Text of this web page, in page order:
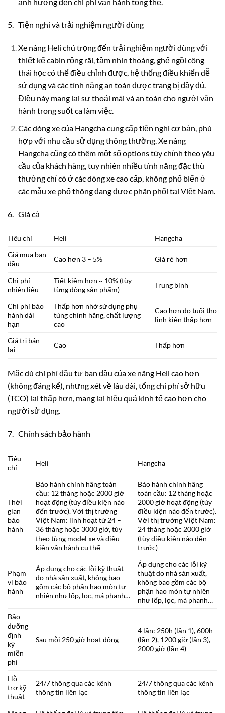
5. Tiện nghi và trải nghiệm người dùng
Xe nâng Heli chú trọng đến trải nghiệm người dùng với
thiết kế cabin rộng rãi, tầm nhìn thoáng, ghế ngồi công
thái học có thể điều chỉnh được, hệ thống điều khiển dễ
sử dụng và các tính năng an toàn được trang bị đầy đủ.
Điều này mang lại sự thoải mái và an toàn cho người vận
hành trong suốt ca làm việc.
Các dòng xe của Hangcha cung cấp tiện nghi cơ bản, phù
hợp với nhu cầu sử dụng thông thường. Xe nâng
Hangcha cũng có thêm một số options tùy chỉnh theo yêu
cầu của khách hàng, tuy nhiên nhiều tính năng đặc thù
thường chỉ có ở các dòng xe cao cấp, không phổ biến ở
các mẫu xe phổ thông đang được phân phối tại Việt Nam.
6. Giá cả
Tiêu chí Heli
Hangcha
Giá mua ban
đầu
Cao hơn 3 – 5% Giá rẻ hơn
Chi phí
nhiên liệu
Tiết kiệm hơn ~ 10% (tùy
từng dòng sản phẩm)
Trung bình
Chi phí bảo
hành dài
hạn
Thấp hơn nhờ sử dụng phụ
tùng chính hãng, chất lượng
cao
Cao hơn do tuổi thọ
linh kiện thấp hơn
Giá trị bán
lại
Cao Thấp hơn
Mặc dù chi phí đầu tư ban đầu của xe nâng Heli cao hơn
(không đáng kể), nhưng xét về lâu dài, tổng chi phí sở hữu
(TCO) lại thấp hơn, mang lại hiệu quả kinh tế cao hơn cho
người sử dụng.
7. Chính sách bảo hành
Tiêu
chí
Heli Hangcha
Thời
gian
bảo
hành
Bảo hành chính hãng toàn
cầu: 12 tháng hoặc 2000 giờ
hoạt động (tùy điều kiện nào
đến trước). Với thị trường
Việt Nam: linh hoạt từ 24 –
36 tháng hoặc 3000 giờ, tùy
theo từng model xe và điều
kiện vận hành cụ thể
Bảo hành chính hãng
toàn cầu: 12 tháng hoặc
2000 giờ hoạt động (tùy
điều kiện nào đến trước).
Với thị trường Việt Nam:
24 tháng hoặc 2000 giờ
(tùy điều kiện nào đến
trước)
Phạm
vi bảo
hành
Áp dụng cho các lỗi kỹ thuật
do nhà sản xuất, không bao
gồm các bộ phận hao mòn tự
nhiên như lốp, lọc, má phanh…
Áp dụng cho các lỗi kỹ
thuật do nhà sản xuất,
không bao gồm các bộ
phận hao mòn tự nhiên
như lốp, lọc, má phanh…
Bảo
dưỡng
định
kỳ
miễn
phí
Sau mỗi 250 giờ hoạt động
4 lần: 250h (lần 1), 600h
(lần 2), 1200 giờ (lần 3),
2000 giờ (lần 4)
Hỗ
trợ kỹ
thuật
24/7 thông qua các kênh
thông tin liên lạc
24/7 thông qua các kênh
thông tin liên lạc